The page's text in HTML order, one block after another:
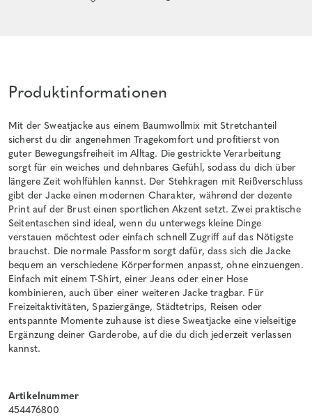
Produktinformationen
Mit der Sweatjacke aus einem Baumwollmix mit Stretchanteil
sicherst du dir angenehmen Tragekomfort und profitierst von
guter Bewegungsfreiheit im Alltag. Die gestrickte Verarbeitung
sorgt für ein weiches und dehnbares Gefühl, sodass du dich über
längere Zeit wohlfühlen kannst. Der Stehkragen mit Reißverschluss
gibt der Jacke einen modernen Charakter, während der dezente
Print auf der Brust einen sportlichen Akzent setzt. Zwei praktische
Seitentaschen sind ideal, wenn du unterwegs kleine Dinge
verstauen möchtest oder einfach schnell Zugriff auf das Nötigste
brauchst. Die normale Passform sorgt dafür, dass sich die Jacke
bequem an verschiedene Körperformen anpasst, ohne einzuengen.
Einfach mit einem T-Shirt, einer Jeans oder einer Hose
kombinieren, auch über einer weiteren Jacke tragbar. Für
Freizeitaktivitäten, Spaziergänge, Städtetrips, Reisen oder
entspannte Momente zuhause ist diese Sweatjacke eine vielseitige
Ergänzung deiner Garderobe, auf die du dich jederzeit verlassen
kannst.
Artikelnummer
454476800